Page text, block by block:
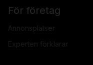
För företag
Annonsplatser
Experten förklarar